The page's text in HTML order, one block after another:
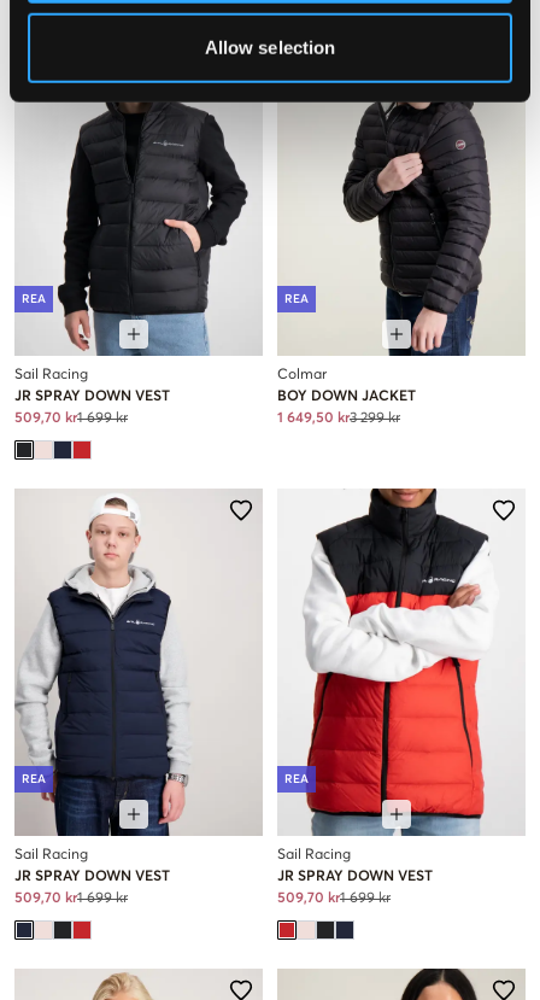
Allow selection
REA
Sail Racing
JR SPRAY DOWN VEST
509,70 kr1 699 kr
REA
Colmar
BOY DOWN JACKET
1 649,50 kr3 299 kr
REA
Sail Racing
JR SPRAY DOWN VEST
509,70 kr1 699 kr
REA
Sail Racing
JR SPRAY DOWN VEST
509,70 kr1 699 kr